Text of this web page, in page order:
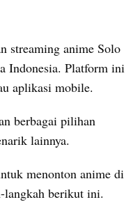
streaming anime Solo
Indonesia. Platform ini
aplikasi mobile.
berbagai pilihan
lainnya.
menonton anime di
berikut ini.